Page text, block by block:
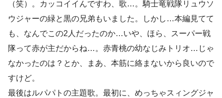
（笑）。カッコイイんですわ、歌…。騎士竜戦隊リュウソ
ウジャーの緑と黒の兄弟もいました。しかし…本編見てて
も、なんでこの2人だったのか…いや、ほら、スーパー戦
隊って赤が主だからね…。赤青桃の幼なじみトリオ…じゃ
なかったのは？とか、まあ、本筋に絡まないから良いので
すけど。
最後はルパパトの主題歌。最初に、めっちゃスィングジャ